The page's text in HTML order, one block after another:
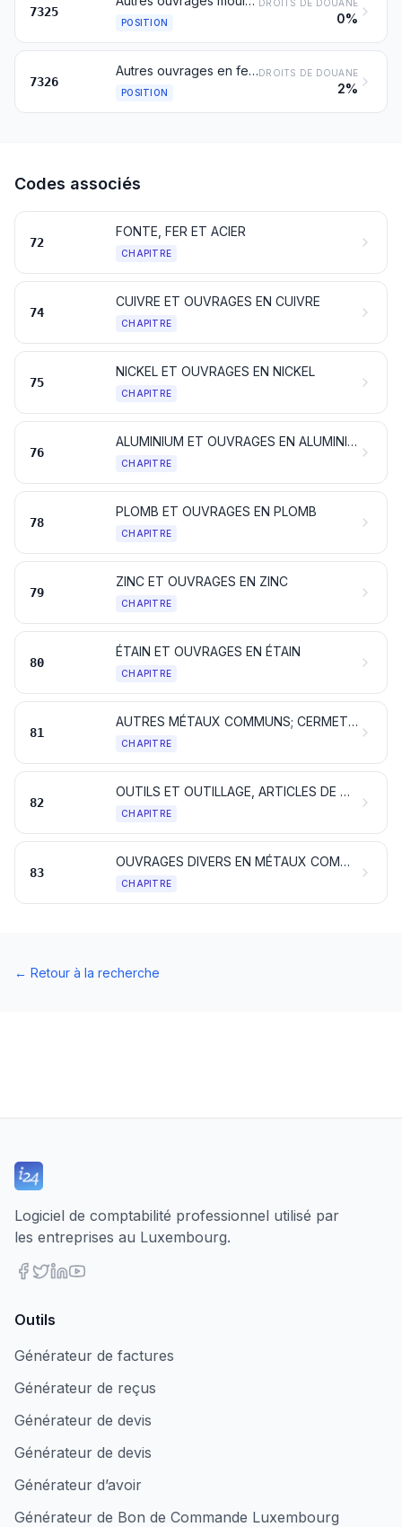
7325
POSITION
DROITS DE DOUANE
0%
7326
Autres ouvrages en fer ou en acier
POSITION
DROITS DE DOUANE
2%
Codes associés
72
FONTE, FER ET ACIER
CHAPITRE
74
CUIVRE ET OUVRAGES EN CUIVRE
CHAPITRE
75
NICKEL ET OUVRAGES EN NICKEL
CHAPITRE
76
ALUMINIUM ET OUVRAGES EN ALUMINIUM
CHAPITRE
78
PLOMB ET OUVRAGES EN PLOMB
CHAPITRE
79
ZINC ET OUVRAGES EN ZINC
CHAPITRE
80
ÉTAIN ET OUVRAGES EN ÉTAIN
CHAPITRE
81
AUTRES MÉTAUX COMMUNS; CERMETS; OUVRAGES EN CES MATIÈRES
CHAPITRE
82
OUTILS ET OUTILLAGE, ARTICLES DE COUTELLERIE ET COUVERTS DE TABLE, EN MÉTAUX COMMUNS; PARTIES DE CES ARTICLES, EN MÉTAUX COMMUNS
CHAPITRE
83
OUVRAGES DIVERS EN MÉTAUX COMMUNS
CHAPITRE
← Retour à la recherche
Logiciel de comptabilité professionnel utilisé par
les entreprises au Luxembourg.
Outils
Générateur de factures
Générateur de reçus
Générateur de devis
Générateur de devis
Générateur d’avoir
Générateur de Bon de Commande Luxembourg